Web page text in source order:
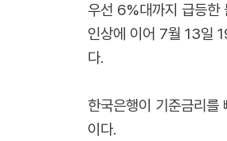
우선 6%대까지 급등한
인상에 이어 7월 13일
다.
한국은행이 기준금리를
이다.